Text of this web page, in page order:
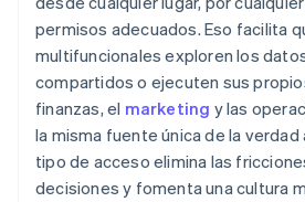
permisos adecuados. Eso facilita
multifuncionales exploren los
compartidos o ejecuten sus
finanzas, el marketing y las
la misma fuente única de la verdad
tipo de acceso elimina las
decisiones y fomenta una cultura